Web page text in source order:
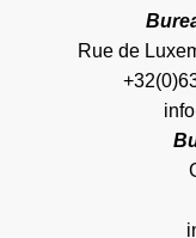
Rue de